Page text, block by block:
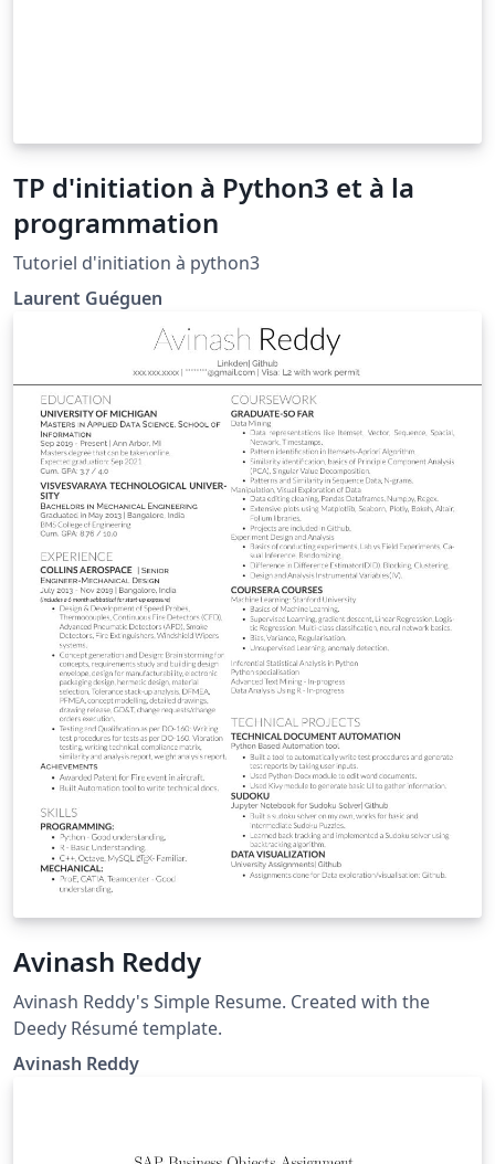
TP d'initiation à Python3 et à la
programmation
Tutoriel d'initiation à python3
Laurent Guéguen
Avinash Reddy
Avinash Reddy's Simple Resume. Created with the
Deedy Résumé template.
Avinash Reddy